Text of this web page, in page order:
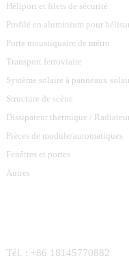
Héliport et filets de sécurité
Profilé en aluminium pour
Porte moustiquaire de métro
Transport ferroviaire
Système solaire à panneaux
Structure de scène
Dissipateur thermique /
Pièces de module/automatiques
Fenêtres et portes
Autres
Tél. : +86 18145770882